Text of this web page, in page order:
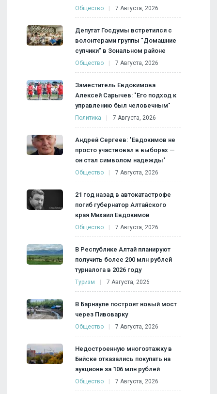
Общество 7 Августа, 2026
Депутат Госдумы встретился с
волонтерами группы "Домашние
супчики" в Зональном районе
Общество 7 Августа, 2026
Заместитель Евдокимова
Алексей Сарычев: "Его подход к
управлению был человечным"
Политика 7 Августа, 2026
Андрей Сергеев: "Евдокимов не
просто участвовал в выборах —
он стал символом надежды"
Общество 7 Августа, 2026
21 год назад в автокатастрофе
погиб губернатор Алтайского
края Михаил Евдокимов
Общество 7 Августа, 2026
В Республике Алтай планируют
получить более 200 млн рублей
турналога в 2026 году
Туризм 7 Августа, 2026
В Барнауле построят новый мост
через Пивоварку
Общество 7 Августа, 2026
Недостроенную многоэтажку в
Бийске отказались покупать на
аукционе за 106 млн рублей
Общество 7 Августа, 2026